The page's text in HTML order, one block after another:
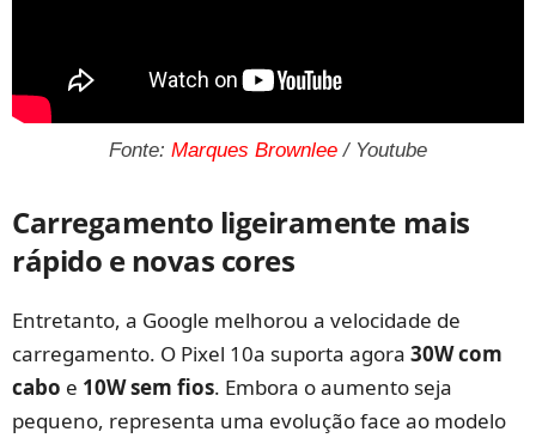
Fonte: Marques Brownlee / Youtube
Carregamento ligeiramente mais
rápido e novas cores
Entretanto, a Google melhorou a velocidade de
carregamento. O Pixel 10a suporta agora 30W com
cabo e 10W sem fios. Embora o aumento seja
pequeno, representa uma evolução face ao modelo